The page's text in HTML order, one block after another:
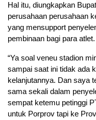
Hal itu, diungkapkan
perusahaan perusahaan
yang mensupport
pembinaan bagi para atlet.
“Ya soal veneu stadion
sampai saat ini tidak ada
kelanjutannya. Dan saya
sama sekali dalam
sempat ketemu petinggi
untuk Porprov tapi ke